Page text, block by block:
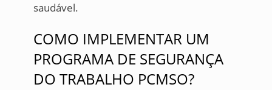
saudável.
COMO IMPLEMENTAR UM
PROGRAMA DE SEGURANÇA
DO TRABALHO PCMSO?